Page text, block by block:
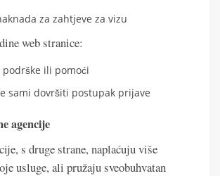
za zahtjeve za vizu
web stranice:
podrške ili pomoći
sami dovršiti postupak prijave
agencije
s druge strane, naplaćuju više
usluge, ali pružaju sveobuhvatan